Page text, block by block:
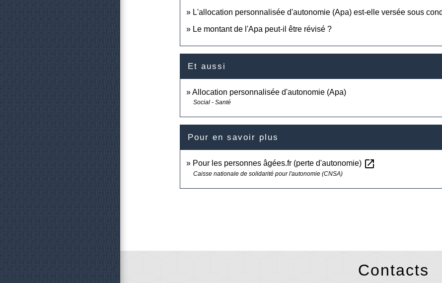
L'allocation personnalisée d'autonomie (Apa) est-elle versée sous
Le montant de l'Apa peut-il être révisé ?
Et aussi
Allocation personnalisée d'autonomie (Apa)
Social - Santé
Pour en savoir plus
Pour les personnes âgées.fr (perte d'autonomie) open_in_new
Caisse nationale de solidarité pour l'autonomie (CNSA)
Contacts